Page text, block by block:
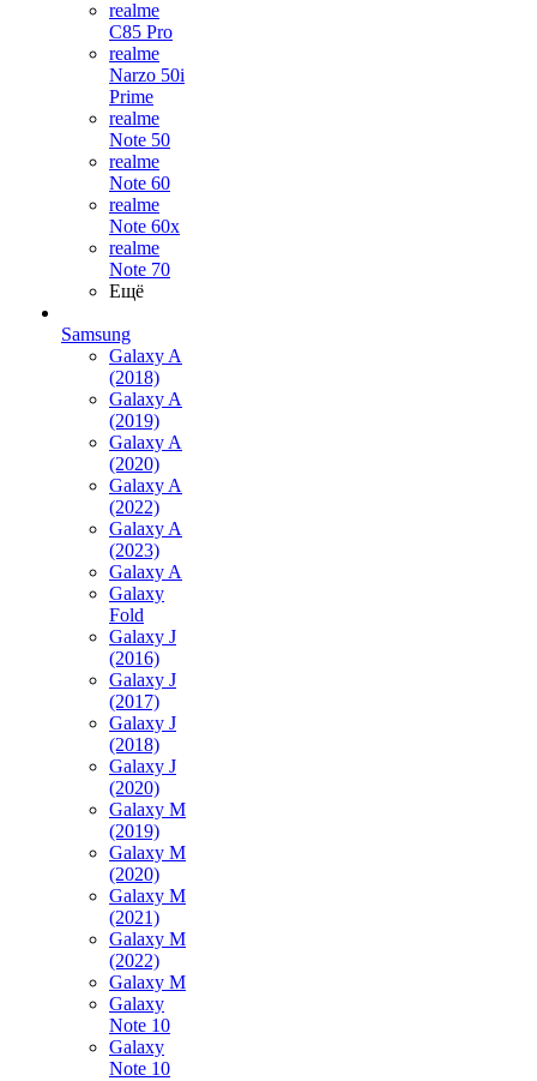
realme
C85 Pro
realme
Narzo 50i
Prime
realme
Note 50
realme
Note 60
realme
Note 60x
realme
Note 70
Ещё
Samsung
Galaxy A
(2018)
Galaxy A
(2019)
Galaxy A
(2020)
Galaxy A
(2022)
Galaxy A
(2023)
Galaxy A
Galaxy
Fold
Galaxy J
(2016)
Galaxy J
(2017)
Galaxy J
(2018)
Galaxy J
(2020)
Galaxy M
(2019)
Galaxy M
(2020)
Galaxy M
(2021)
Galaxy M
(2022)
Galaxy M
Galaxy
Note 10
Galaxy
Note 10